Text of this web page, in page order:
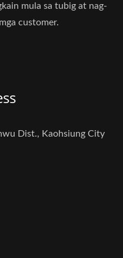
mula sa tubig at nag-
customer.
Dist., Kaohsiung City